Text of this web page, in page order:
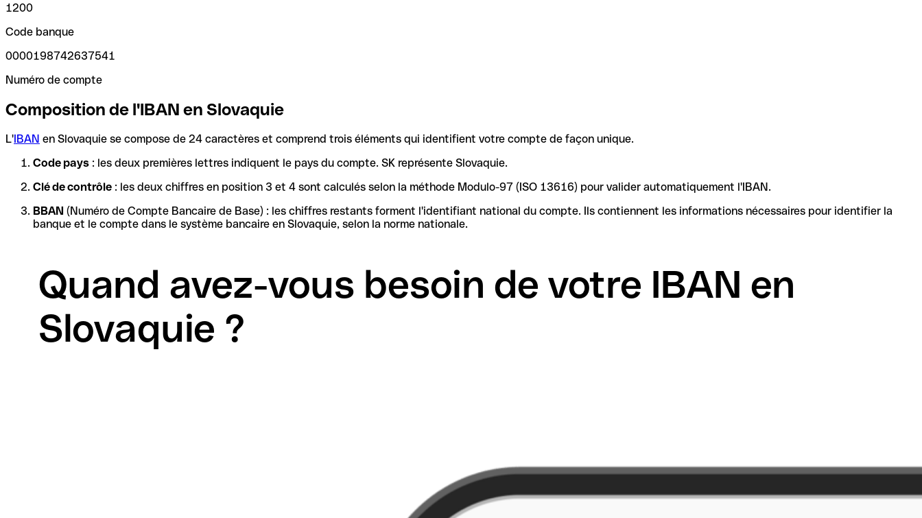
1200
Code banque
0000198742637541
Numéro de compte
Composition de l'IBAN en Slovaquie
L'IBAN en Slovaquie se compose de 24 caractères et comprend trois éléments qui identifient votre compte de façon unique.
Code pays : les deux premières lettres indiquent le pays du compte. SK représente Slovaquie.
Clé de contrôle : les deux chiffres en position 3 et 4 sont calculés selon la méthode Modulo-97 (ISO 13616) pour valider automatiquement l'IBAN.
BBAN (Numéro de Compte Bancaire de Base) : les chiffres restants forment l'identifiant national du compte. Ils contiennent les informations nécessaires pour identifier la
banque et le compte dans le système bancaire en Slovaquie, selon la norme nationale.
Quand avez-vous besoin de votre IBAN en
Slovaquie ?